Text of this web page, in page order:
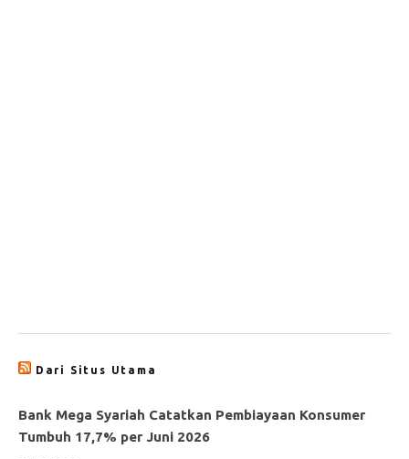
Dari Situs Utama
Bank Mega Syariah Catatkan Pembiayaan Konsumer
Tumbuh 17,7% per Juni 2026